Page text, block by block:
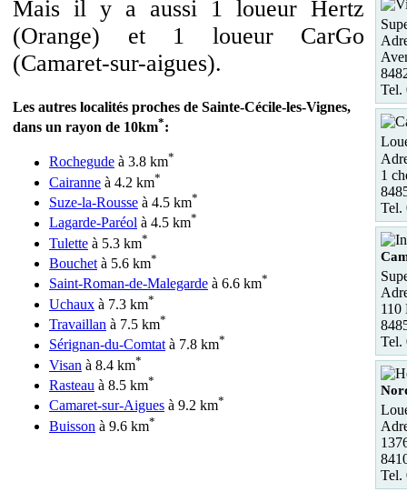
Mais il y a aussi 1 loueur Hertz
(Orange) et 1 loueur CarGo
(Camaret-sur-aigues).
Les autres localités proches de Sainte-Cécile-les-Vignes,
dans un rayon de 10km*:
Rochegude à 3.8 km*
Cairanne à 4.2 km*
Suze-la-Rousse à 4.5 km*
Lagarde-Paréol à 4.5 km*
Tulette à 5.3 km*
Bouchet à 5.6 km*
Saint-Roman-de-Malegarde à 6.6 km*
Uchaux à 7.3 km*
Travaillan à 7.5 km*
Sérignan-du-Comtatà 7.8 km*
Visan à 8.4 km*
Rasteau à 8.5 km*
Camaret-sur-Aigues à 9.2 km*
Buisson à 9.6 km*
Tel.
1
Tel.
110
Tel.
Tel.